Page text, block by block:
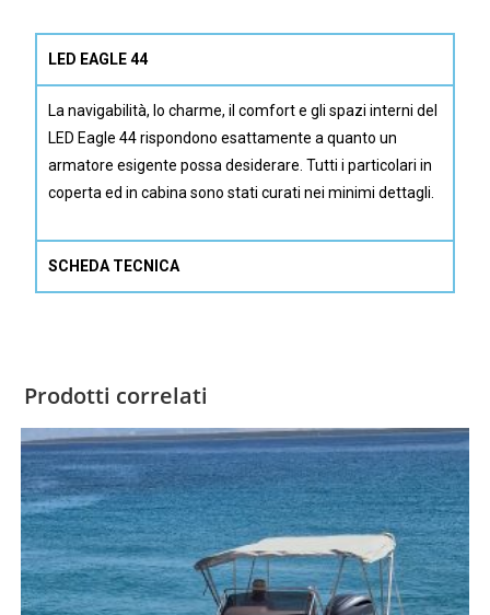
LED EAGLE 44
La navigabilità, lo charme, il comfort e gli spazi interni del
LED Eagle 44 rispondono esattamente a quanto un
armatore esigente possa desiderare. Tutti i particolari in
coperta ed in cabina sono stati curati nei minimi dettagli.
SCHEDA TECNICA
Prodotti correlati